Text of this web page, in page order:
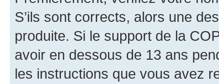
S’ils sont corrects, alors une
produite. Si le support de la
avoir en dessous de 13 ans
les instructions que vous avez